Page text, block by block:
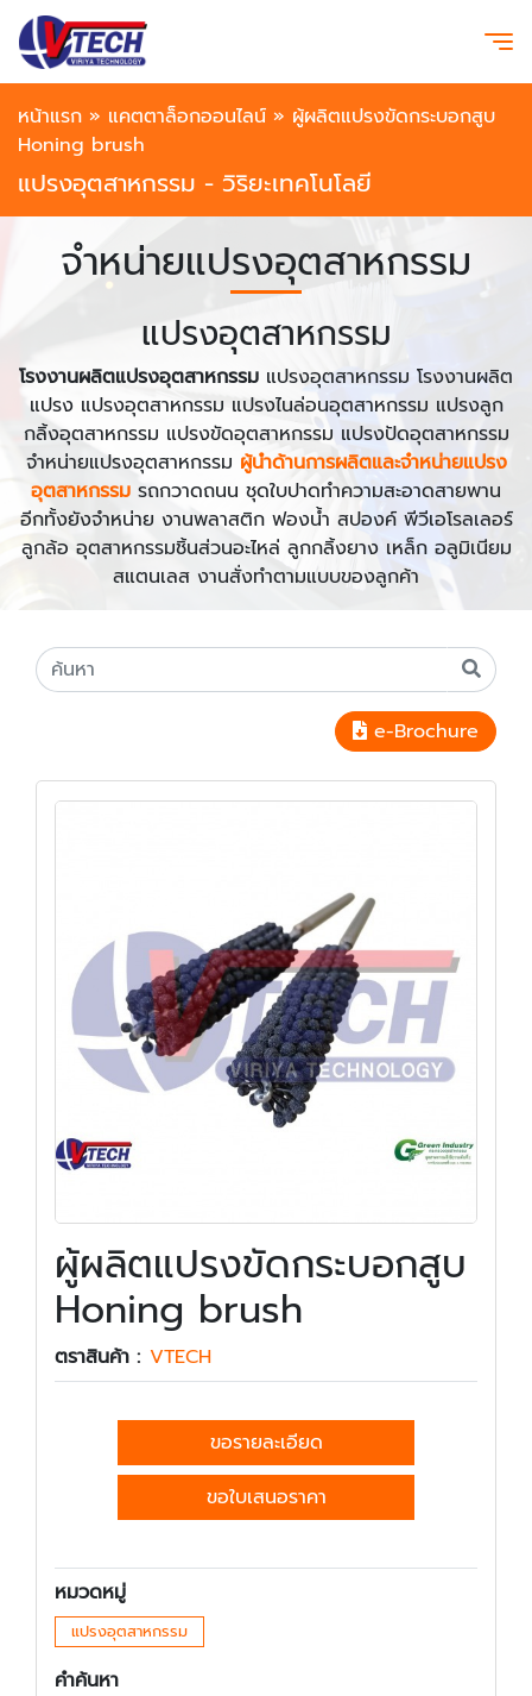
หน้าแรก » แคตตาล็อกออนไลน์ » ผู้ผลิตแปรงขัดกระบอกสูบ
Honing brush
แปรงอุตสาหกรรม - วิริยะเทคโนโลยี
จำหน่ายแปรงอุตสาหกรรม
แปรงอุตสาหกรรม
โรงงานผลิตแปรงอุตสาหกรรม แปรงอุตสาหกรรม โรงงานผลิต
แปรง แปรงอุตสาหกรรม แปรงไนล่อนอุตสาหกรรม แปรงลูก
กลิ้งอุตสาหกรรม แปรงขัดอุตสาหกรรม แปรงปัดอุตสาหกรรม
จำหน่ายแปรงอุตสาหกรรม ผู้นำด้านการผลิตและจำหน่ายแปรง
อุตสาหกรรม รถกวาดถนน ชุดใบปาดทำความสะอาดสายพาน
อีกทั้งยังจำหน่าย งานพลาสติก ฟองน้ำ สปองค์ พีวีเอโรลเลอร์
ลูกล้อ อุตสาหกรรมชิ้นส่วนอะไหล่ ลูกกลิ้งยาง เหล็ก อลูมิเนียม
สแตนเลส งานสั่งทำตามแบบของลูกค้า
e-Brochure
ผู้ผลิตแปรงขัดกระบอกสูบ
Honing brush
ตราสินค้า : VTECH
ขอรายละเอียด
ขอใบเสนอราคา
หมวดหมู่
แปรงอุตสาหกรรม
คำค้นหา